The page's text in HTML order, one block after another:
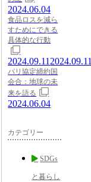
2024.06.04
食品ロスを減ら
すためにできる
具体的な行動
2024.09.11 2024.09.11
パリ協定締約国
会合：地球の未
来を語る
2024.06.04
カテゴリー
SDGs
と暮らし